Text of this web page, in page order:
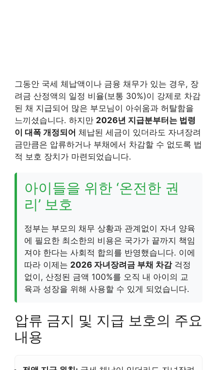
그동안 국세 체납액이나 금융 채무가 있는 경우, 장
려금 산정액의 일정 비율(보통 30%)이 강제로 차감
된 채 지급되어 많은 부모님이 아쉬움과 허탈함을
느끼셨습니다. 하지만 2026년 지급분부터는 법령
이 대폭 개정되어 체납된 세금이 있더라도 자녀장려
금만큼은 압류하거나 부채에서 차감할 수 없도록 법
적 보호 장치가 마련되었습니다.
아이들을 위한 ‘온전한 권
리’ 보호
정부는 부모의 채무 상황과 관계없이 자녀 양육
에 필요한 최소한의 비용은 국가가 끝까지 책임
져야 한다는 사회적 합의를 반영했습니다. 이에
따라 이제는 2026 자녀장려금 부채 차감걱정
없이, 산정된 금액 100%를 오직 내 아이의 교
육과 성장을 위해 사용할 수 있게 되었습니다.
압류 금지 및 지급 보호의 주요
내용